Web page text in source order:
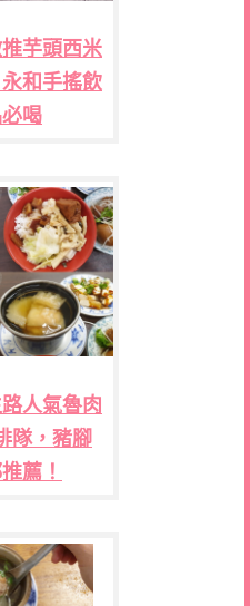
芋頭西米
和手搖飲
喝
人氣魯肉
隊，豬腳
薦！